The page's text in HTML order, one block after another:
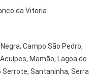
da Vitoria
Campo São Pedro,
Mamão, Lagoa do
Serrote, Santaninha, Serra